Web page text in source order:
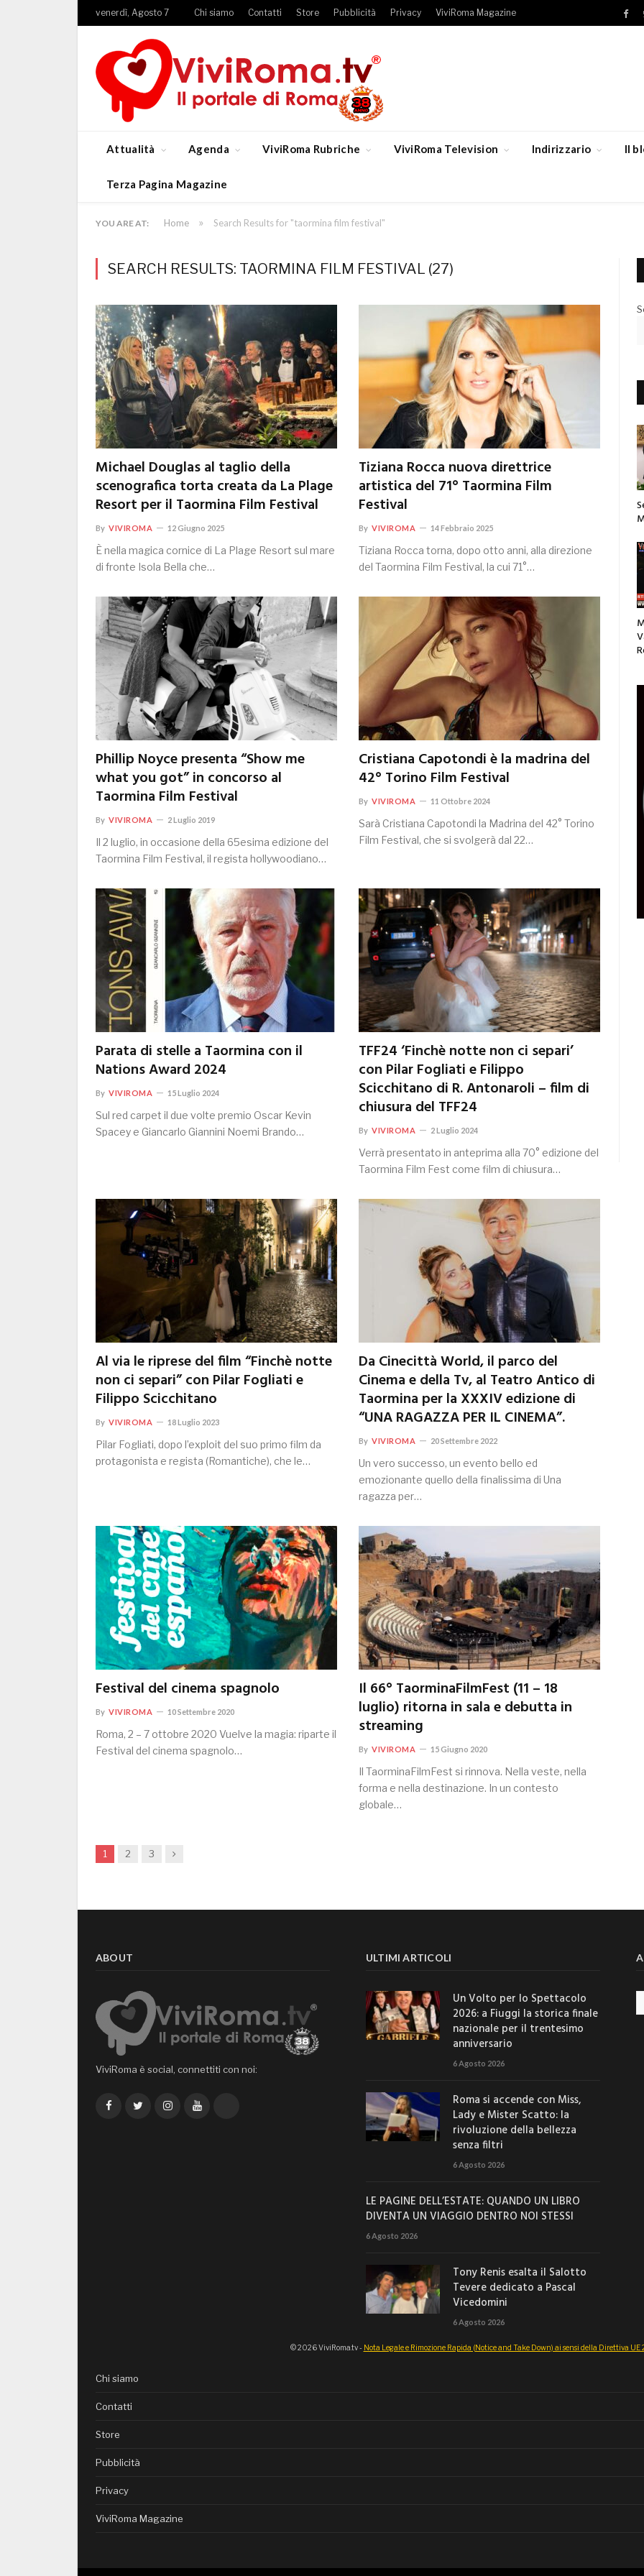
venerdì, Agosto 7 Chi siamo Contatti Store Pubblicità Privacy ViviRoma Magazine
Attualità Agenda ViviRoma Rubriche ViviRoma Television Indirizzario Il
Terza Pagina Magazine
YOU ARE AT: Home » Search Results for "taormina film festival"
SEARCH RESULTS: TAORMINA FILM FESTIVAL (27)
Michael Douglas al taglio della
scenografica torta creata da La Plage
Resort per il Taormina Film Festival
By VIVIROMA 12 Giugno 2025
È nella magica cornice di La Plage Resort sul mare
di fronte Isola Bella che…
Tiziana Rocca nuova direttrice
artistica del 71° Taormina Film
Festival
By VIVIROMA 14 Febbraio 2025
Tiziana Rocca torna, dopo otto anni, alla direzione
del Taormina Film Festival, la cui 71°…
Phillip Noyce presenta “Show me
what you got” in concorso al
Taormina Film Festival
By VIVIROMA 2 Luglio 2019
Il 2 luglio, in occasione della 65esima edizione del
Taormina Film Festival, il regista hollywoodiano…
Cristiana Capotondi è la madrina del
42° Torino Film Festival
By VIVIROMA 11 Ottobre 2024
Sarà Cristiana Capotondi la Madrina del 42° Torino
Film Festival, che si svolgerà dal 22…
Parata di stelle a Taormina con il
Nations Award 2024
By VIVIROMA 15 Luglio 2024
Sul red carpet il due volte premio Oscar Kevin
Spacey e Giancarlo Giannini Noemi Brando…
TFF24 ‘Finchè notte non ci separi’
con Pilar Fogliati e Filippo
Scicchitano di R. Antonaroli – film di
chiusura del TFF24
By VIVIROMA 2 Luglio 2024
Verrà presentato in anteprima alla 70° edizione del
Taormina Film Fest come film di chiusura…
Al via le riprese del film “Finchè notte
non ci separi” con Pilar Fogliati e
Filippo Scicchitano
By VIVIROMA 18 Luglio 2023
Pilar Fogliati, dopo l’exploit del suo primo film da
protagonista e regista (Romantiche), che le…
Da Cinecittà World, il parco del
Cinema e della Tv, al Teatro Antico di
Taormina per la XXXIV edizione di
“UNA RAGAZZA PER IL CINEMA”.
By VIVIROMA 20 Settembre 2022
Un vero successo, un evento bello ed
emozionante quello della finalissima di Una
ragazza per…
Festival del cinema spagnolo
By VIVIROMA 10 Settembre 2020
Roma, 2 – 7 ottobre 2020 Vuelve la magia: riparte il
Festival del cinema spagnolo…
Il 66° TaorminaFilmFest (11 – 18
luglio) ritorna in sala e debutta in
streaming
By VIVIROMA 15 Giugno 2020
Il TaorminaFilmFest si rinnova. Nella veste, nella
forma e nella destinazione. In un contesto
globale…
1 2 3 Next
ABOUT
ViviRoma è social, connettiti con noi:
FacebookTwitterInstagramYouTube
ULTIMI ARTICOLI
Un Volto per lo Spettacolo
2026: a Fiuggi la storica finale
nazionale per il trentesimo
anniversario
6 Agosto 2026
Roma si accende con Miss,
Lady e Mister Scatto: la
rivoluzione della bellezza
senza filtri
6 Agosto 2026
LE PAGINE DELL’ESTATE: QUANDO UN LIBRO
DIVENTA UN VIAGGIO DENTRO NOI STESSI
6 Agosto 2026
Tony Renis esalta il Salotto
Tevere dedicato a Pascal
Vicedomini
6 Agosto 2026
© 2026 ViviRoma.tv - Nota Legale e Rimozione Rapida (Notice and Take Down) ai sensi della Direttiva
Chi siamo
Contatti
Store
Pubblicità
Privacy
ViviRoma Magazine